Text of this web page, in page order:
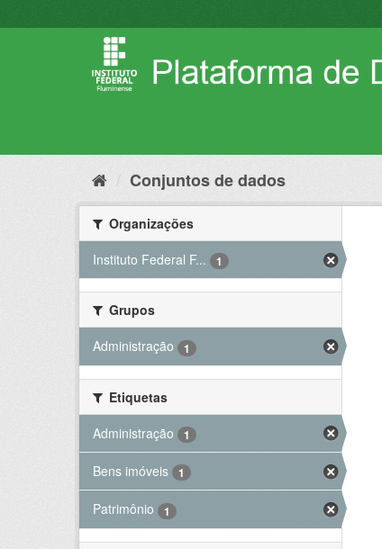
para
Conjuntos de dados
Organizações
Instituto Federal F...
1
Grupos
Administração
1
Etiquetas
Administração
1
Bens imóveis 1
Patrimônio 1